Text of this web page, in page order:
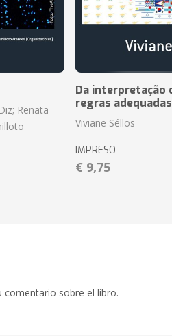
Renata
Da interpretação
regras
Viviane Séllos
IMPRESO
€ 9,75
comentario sobre el libro.